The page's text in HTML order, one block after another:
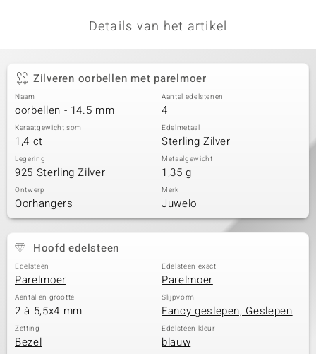
Details van het artikel
Zilveren oorbellen met parelmoer
Naam
oorbellen - 14.5 mm
Aantal edelstenen
4
Karaatgewicht som
1,4 ct
Edelmetaal
Sterling Zilver
Legering
925 Sterling Zilver
Metaalgewicht
1,35 g
Ontwerp
Oorhangers
Merk
Juwelo
Hoofd edelsteen
Edelsteen
Parelmoer
Edelsteen exact
Parelmoer
Aantal en grootte
2 à 5,5x4 mm
Slijpvorm
Fancy geslepen, Geslepen
Zetting
Bezel
Edelsteen kleur
blauw